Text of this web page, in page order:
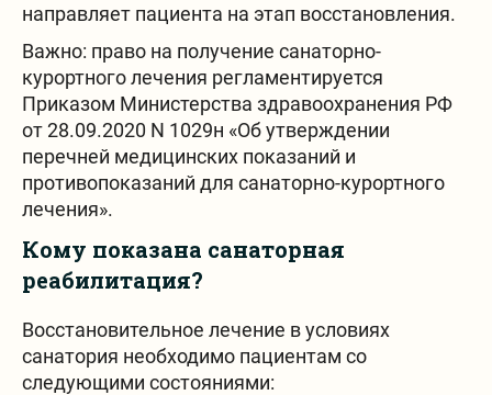
направляет пациента на этап восстановления.
Важно: право на получение санаторно-
курортного лечения регламентируется
Приказом Министерства здравоохранения РФ
от 28.09.2020 N 1029н «Об утверждении
перечней медицинских показаний и
противопоказаний для санаторно-курортного
лечения».
Кому показана санаторная
реабилитация?
Восстановительное лечение в условиях
санатория необходимо пациентам со
следующими состояниями: